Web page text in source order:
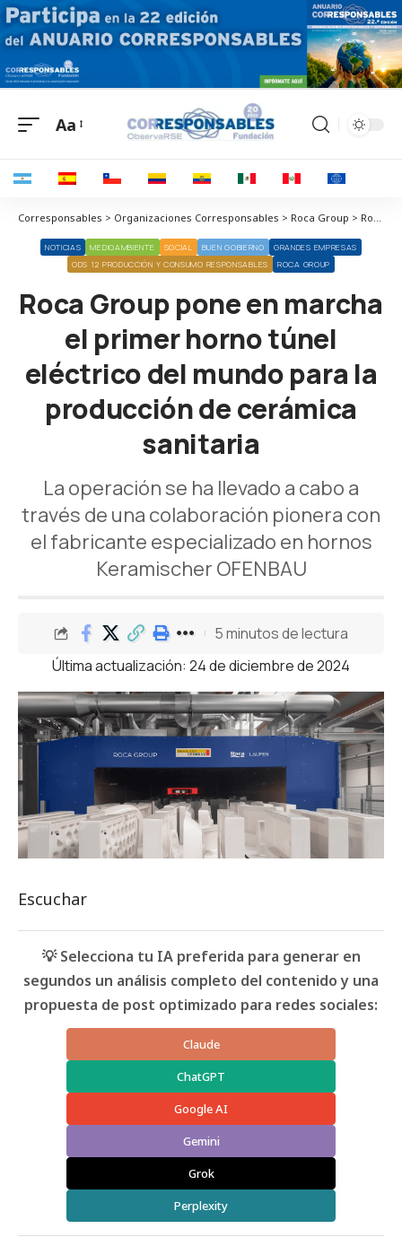
Aa
Corresponsables > Organizaciones Corresponsables > Roca Group > Roca Group pone en marcha el primer horno túnel eléctrico del mundo para la producción de cerámica sanitaria
NOTICIAS MEDIOAMBIENTE SOCIAL BUEN GOBIERNO
GRANDES EMPRESAS
ODS 12 PRODUCCIÓN Y CONSUMO RESPONSABLES
ROCA GROUP
Roca Group pone en marcha
el primer horno túnel
eléctrico del mundo para la
producción de cerámica
sanitaria
La operación se ha llevado a cabo a
través de una colaboración pionera con
el fabricante especializado en hornos
Keramischer OFENBAU
Última actualización: 24 de diciembre de 2024
5 minutos de lectura
Escuchar
💡 Selecciona tu IA preferida para generar en
segundos un análisis completo del contenido y una
propuesta de post optimizado para redes sociales:
Claude
ChatGPT
Google AI
Gemini
Grok
Perplexity